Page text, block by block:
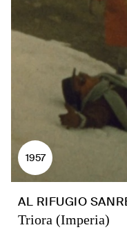
1957
AL RIFUGIO
Triora (Imperia)